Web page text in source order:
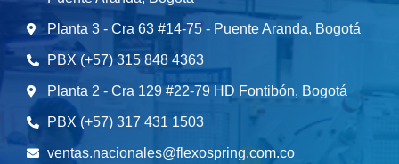
Planta 3 - Cra 63 #14-75 - Puente Aranda, Bogotá
PBX (+57) 315 848 4363
Planta 2 - Cra 129 #22-79 HD Fontibón, Bogotá
PBX (+57) 317 431 1503
ventas.nacionales@flexospring.com.co